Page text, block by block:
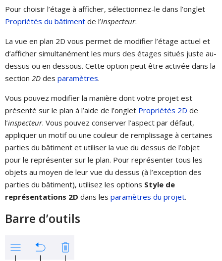
Pour choisir l’étage à afficher, sélectionnez-le dans l’onglet
Propriétés du bâtiment de l’inspecteur.
La vue en plan 2D vous permet de modifier l’étage actuel et
d’afficher simultanément les murs des étages situés juste au-
dessus ou en dessous. Cette option peut être activée dans la
section 2D des paramètres.
Vous pouvez modifier la manière dont votre projet est
présenté sur le plan à l’aide de l’onglet Propriétés 2D de
l’inspecteur. Vous pouvez conserver l’aspect par défaut,
appliquer un motif ou une couleur de remplissage à certaines
parties du bâtiment et utiliser la vue du dessus de l’objet
pour le représenter sur le plan. Pour représenter tous les
objets au moyen de leur vue du dessus (à l’exception des
parties du bâtiment), utilisez les options Style de
représentations 2D dans les paramètres du projet.
Barre d’outils